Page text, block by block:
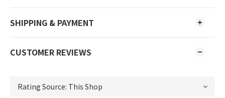
SHIPPING & PAYMENT
CUSTOMER REVIEWS